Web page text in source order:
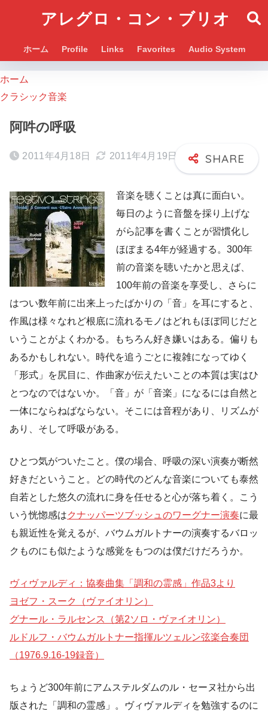
アレグロ・コン・ブリオ
ホーム Profile Links Favorites Audio System
ホーム
クラシック音楽
阿吽の呼吸
2011年4月18日 2011年4月19日
音楽を聴くことは真に面白い。
毎日のように音盤を採り上げな
がら記事を書くことが習慣化し
ほぼまる4年が経過する。300年
前の音楽を聴いたかと思えば、
100年前の音楽を享受し、さらに
はつい数年前に出来上ったばかりの「音」を耳にすると、
作風は様々なれど根底に流れるモノはどれもほぼ同じだと
いうことがよくわかる。もちろん好き嫌いはある。偏りも
あるかもしれない。時代を追うごとに複雑になってゆく
「形式」を尻目に、作曲家が伝えたいことの本質は実はひ
とつなのではないか。「音」が「音楽」になるには自然と
一体にならねばならない。そこには音程があり、リズムが
あり、そして呼吸がある。
ひとつ気がついたこと。僕の場合、呼吸の深い演奏が断然
好きだということ。どの時代のどんな音楽についても泰然
自若とした悠久の流れに身を任せると心が落ち着く。こう
いう恍惚感はクナッパーツブッシュのワーグナー演奏に最
も親近性を覚えるが、バウムガルトナーの演奏するバロッ
クものにも似たような感覚をもつのは僕だけだろうか。
ヴィヴァルディ：協奏曲集「調和の霊感」作品3より
ヨゼフ・スーク（ヴァイオリン）
グナール・ラルセンス（第2ソロ・ヴァイオリン）
ルドルフ・バウムガルトナー指揮ルツェルン弦楽合奏団
（1976.9.16-19録音）
ちょうど300年前にアムステルダムのル・セーヌ社から出
版された「調和の霊感」。ヴィヴァルディを勉強するのに